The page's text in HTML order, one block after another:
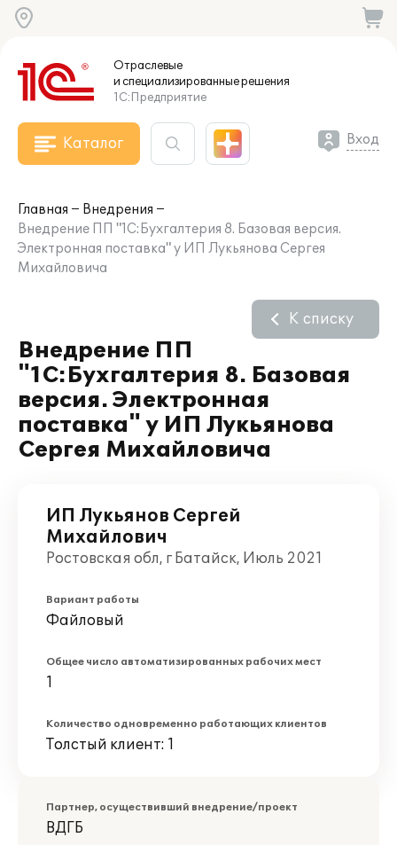
Отраслевые
и специализированныерешения
1С:Предприятие
Каталог Вход
Главная
Внедрения
Внедрение ПП "1С:Бухгалтерия 8. Базовая версия.
Электронная поставка" у ИП Лукьянова Сергея
Михайловича
Внедрение ПП
"1С:Бухгалтерия 8. Базовая
версия. Электронная
поставка" у ИП Лукьянова
Сергея Михайловича
К списку
ИП Лукьянов Сергей
Михайлович
Ростовская обл, г Батайск, Июль 2021
Вариант работы
Файловый
Общее число автоматизированных рабочих мест
1
Количество одновременно работающих клиентов
Толстый клиент: 1
Партнер, осуществивший внедрение/проект
ВДГБ